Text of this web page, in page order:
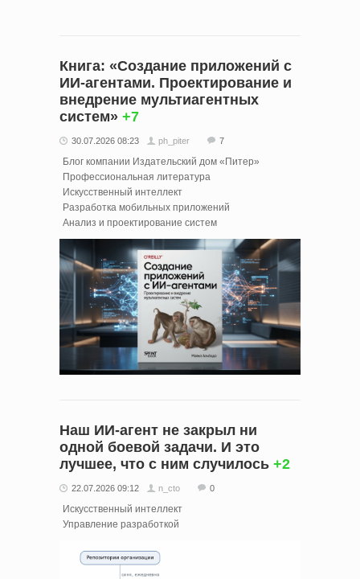
Книга: «Создание приложений с
ИИ-агентами. Проектирование и
внедрение мультиагентных
систем» +7
30.07.2026 08:23 ph_piter 7
Блог компании Издательский дом «Питер»
Профессиональная литература
Искусственный интеллект
Разработка мобильных приложений
Анализ и проектирование систем
Наш ИИ-агент не закрыл ни
одной боевой задачи. И это
лучшее, что с ним случилось +2
22.07.2026 09:12 n_cto 0
Искусственный интеллект
Управление разработкой